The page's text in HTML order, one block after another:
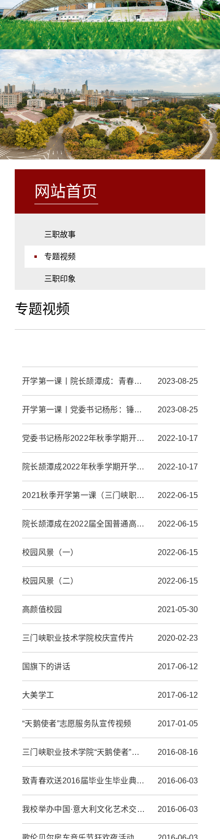
网站首页
三职故事
专题视频
三职印象
专题视频
开学第一课丨院长颉潭成：青春奋斗正当时 砥砺前行再出发 2023-08-25
开学第一课丨党委书记杨彤：锤炼本领矢志向前 不负韶华永续拼搏 2023-08-25
党委书记杨彤2022年秋季学期开学第一课 2022-10-17
院长颉潭成2022年秋季学期开学第一课 2022-10-17
2021秋季开学第一课（三门峡职业技术学院党委书记杨彤） 2022-06-15
院长颉潭成在2022届全国普通高校毕业生就业创业工作视频会议上作交流发言 2022-06-15
校园风景（一） 2022-06-15
校园风景（二） 2022-06-15
高颜值校园 2021-05-30
三门峡职业技术学院校庆宣传片 2020-02-23
国旗下的讲话 2017-06-12
大美学工 2017-06-12
“天鹅使者”志愿服务队宣传视频 2017-01-05
三门峡职业技术学院“天鹅使者”宣传视频 2016-08-16
致青春欢送2016届毕业生毕业典礼暨文艺演出 2016-06-03
我校举办中国·意大利文化艺术交流演唱会 2016-06-03